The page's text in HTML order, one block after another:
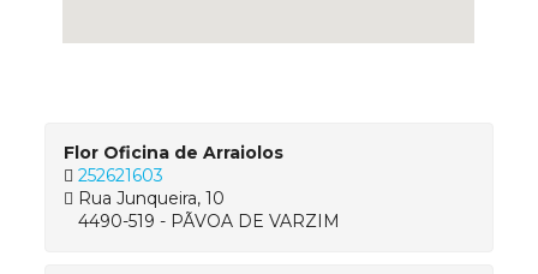
Flor Oficina de Arraiolos
252621603
Rua Junqueira, 10
4490-519 - PÃVOA DE VARZIM